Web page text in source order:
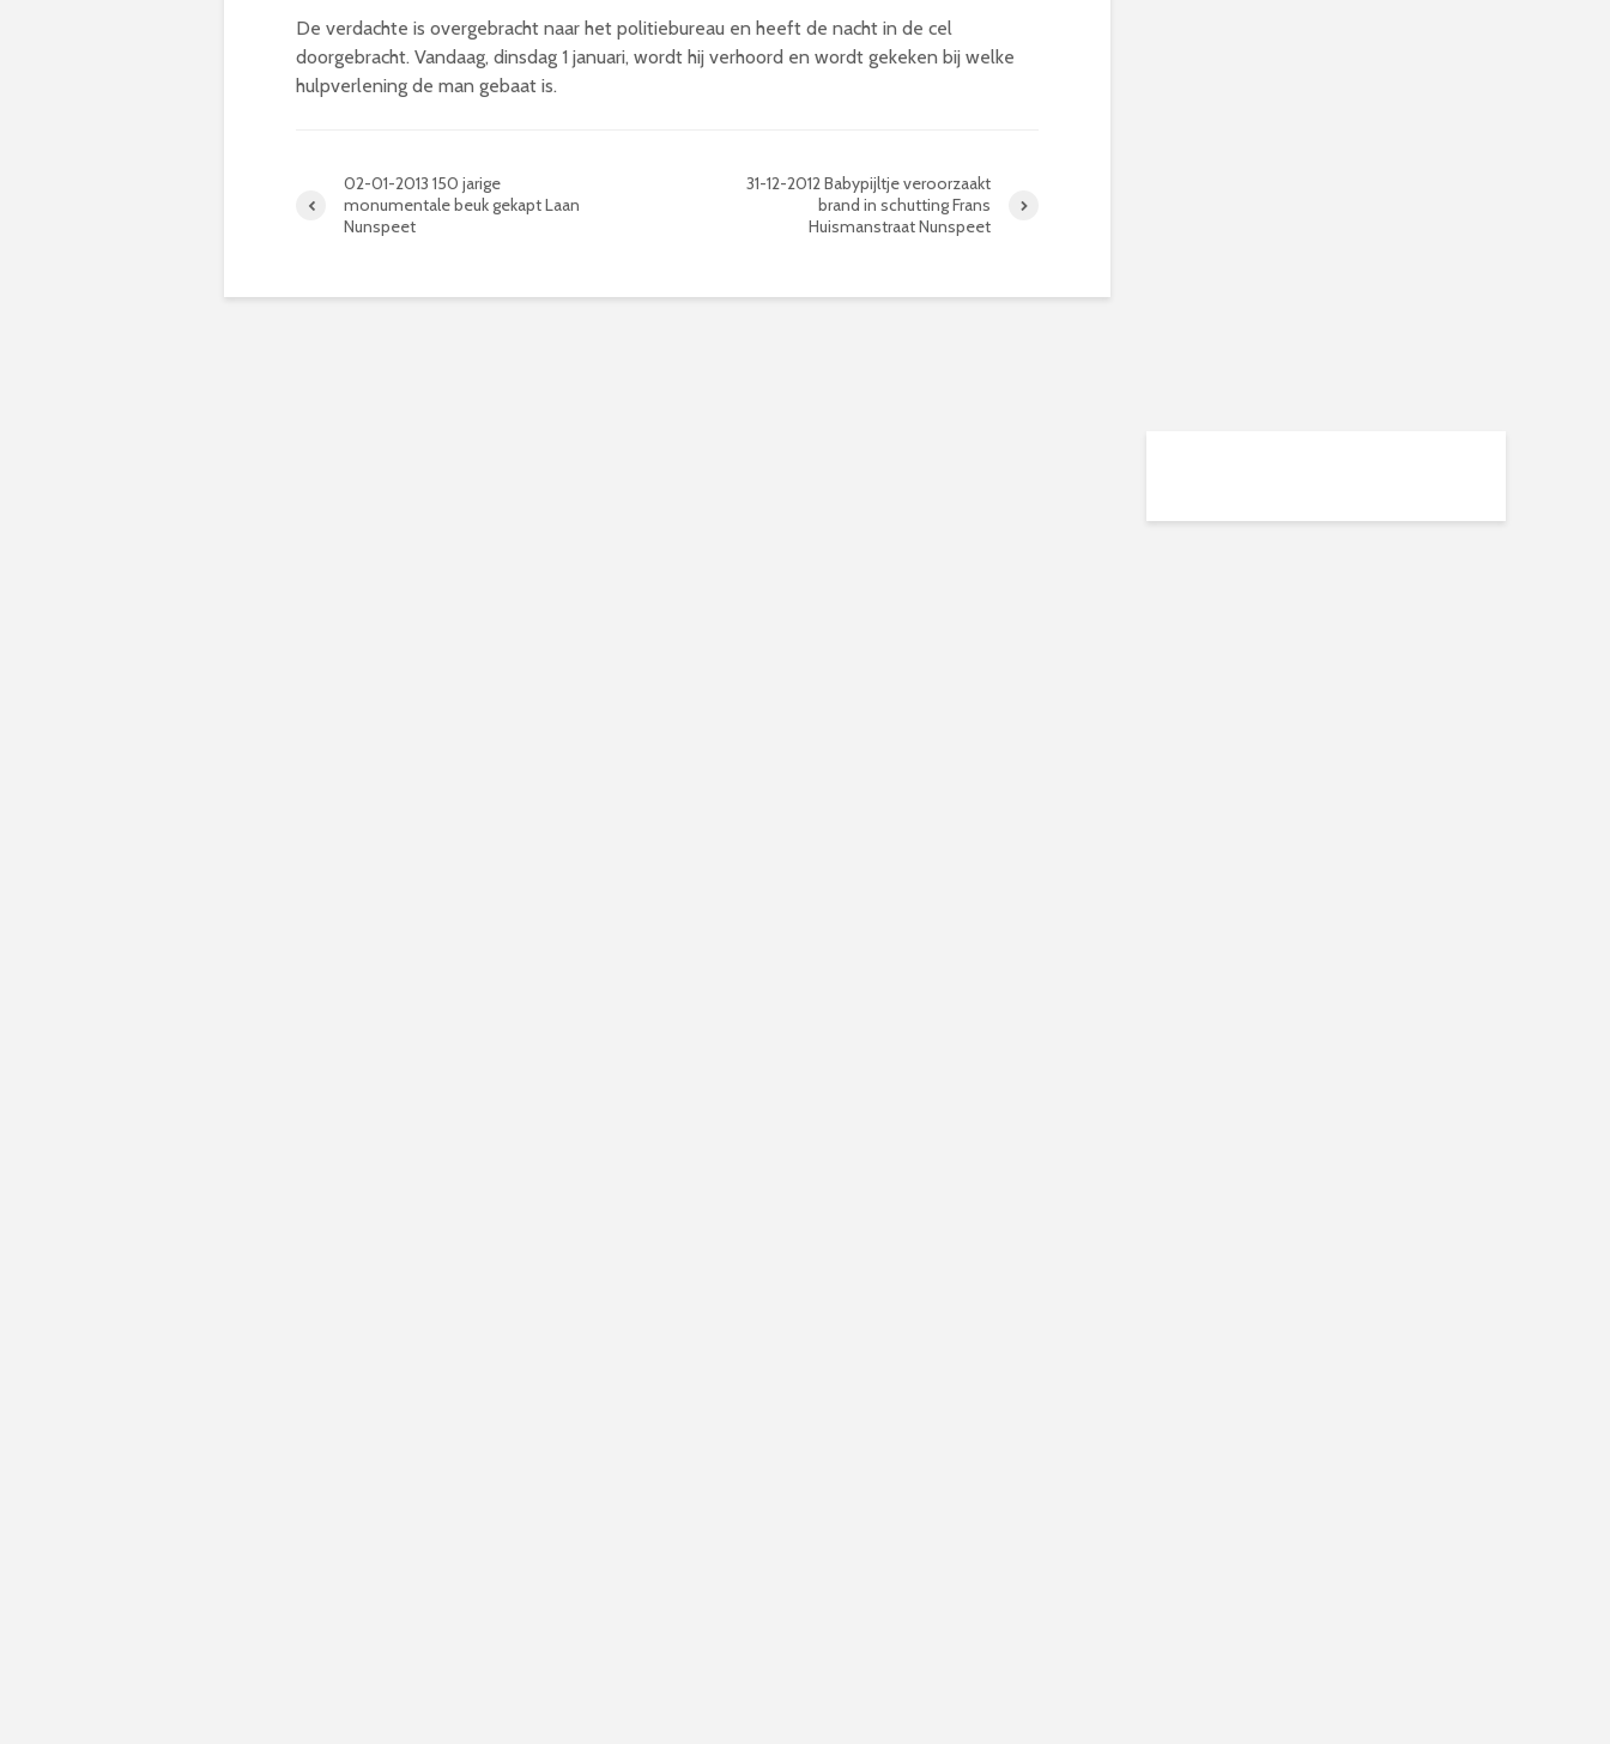
De verdachte is overgebracht naar het politiebureau en heeft de nacht in de cel
doorgebracht. Vandaag, dinsdag 1 januari, wordt hij verhoord en wordt gekeken bij welke
hulpverlening de man gebaat is.
02-01-2013 150 jarige
monumentale beuk gekapt Laan
Nunspeet
31-12-2012 Babypijltje veroorzaakt
brand in schutting Frans
Huismanstraat Nunspeet